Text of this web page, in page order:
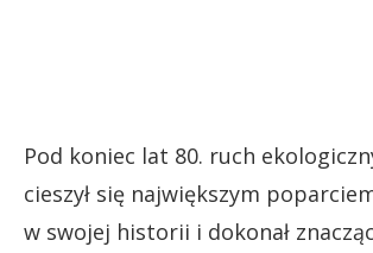
Pod koniec lat 80. ruch
cieszył się największym
w swojej historii i dokonał